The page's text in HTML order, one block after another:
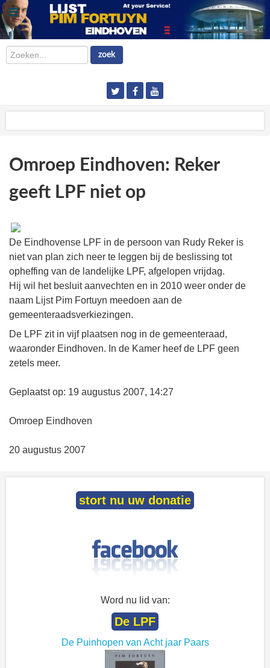
Zoeken... zoek
Omroep Eindhoven: Reker
geeft LPF niet op
De Eindhovense LPF in de persoon van Rudy Reker is
niet van plan zich neer te leggen bij de beslissing tot
opheffing van de landelijke LPF, afgelopen vrijdag.
Hij wil het besluit aanvechten en in 2010 weer onder de
naam Lijst Pim Fortuyn meedoen aan de
gemeenteraadsverkiezingen.
De LPF zit in vijf plaatsen nog in de gemeenteraad,
waaronder Eindhoven. In de Kamer heef de LPF geen
zetels meer.
Geplaatst op: 19 augustus 2007, 14:27
Omroep Eindhoven
20 augustus 2007
stort nu uw donatie
Word nu lid van:
De LPF
De Puinhopen van Acht jaar Paars